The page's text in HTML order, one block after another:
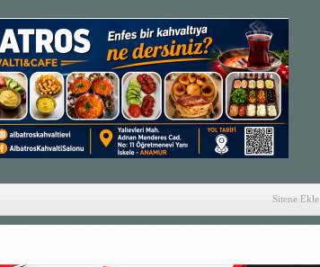
Sitene Ekle